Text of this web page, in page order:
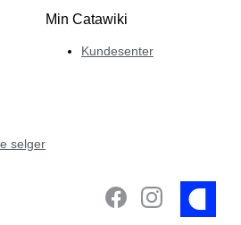
selger
Min Catawiki
Kundesenter